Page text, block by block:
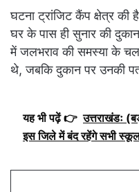
घटना ट्रांजिट कैंप क्षेत्र की
घर के पास ही सुनार की
में जलभराव की समस्या के
थे, जबकि दुकान पर उनकी
यह भी पढ़ें 👉 उत्तराखंडः
इस जिले में बंद रहेंगे सभी